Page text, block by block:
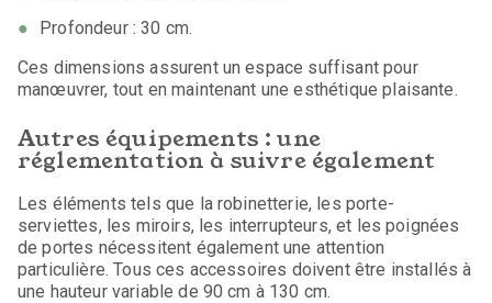
Profondeur : 30 cm.
Ces dimensions assurent un espace suffisant pour
manœuvrer, tout en maintenant une esthétique plaisante.
Autres équipements : une
réglementation à suivre également
Les éléments tels que la robinetterie, les porte-
serviettes, les miroirs, les interrupteurs, et les poignées
de portes nécessitent également une attention
particulière. Tous ces accessoires doivent être installés à
une hauteur variable de 90 cm à 130 cm.